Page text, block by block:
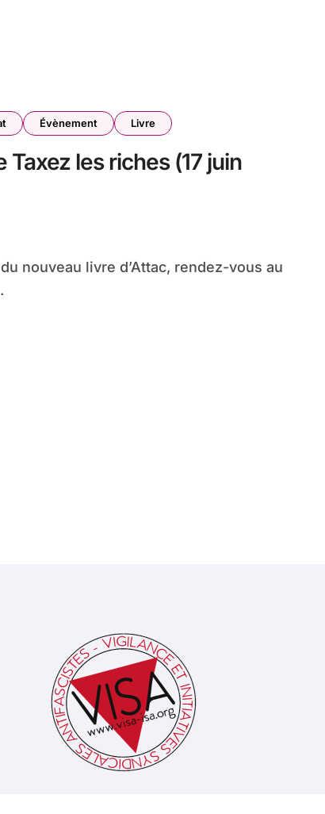
Évènement Livre
les riches (17 juin
nouveau livre d’Attac, rendez-vous au